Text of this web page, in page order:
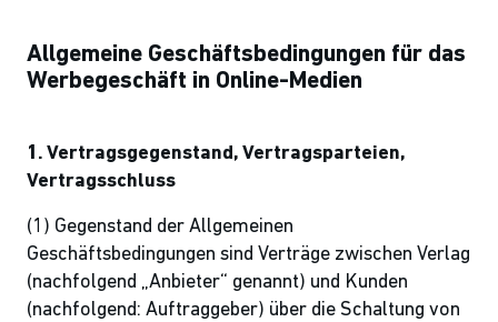
Allgemeine Geschäftsbedingungen für das
Werbegeschäft in Online-Medien
1. Vertragsgegenstand, Vertragsparteien,
Vertragsschluss
(1) Gegenstand der Allgemeinen
Geschäftsbedingungen sind Verträge zwischen Verlag
(nachfolgend „Anbieter“ genannt) und Kunden
(nachfolgend: Auftraggeber) über die Schaltung von